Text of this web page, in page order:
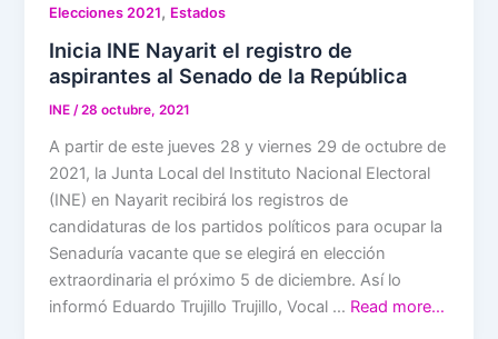
Elecciones 2021, Estados
Inicia INE Nayarit el registro de
aspirantes al Senado de la República
INE/28 octubre, 2021
A partir de este jueves 28 y viernes 29 de octubre de
2021, la Junta Local del Instituto Nacional Electoral
(INE) en Nayarit recibirá los registros de
candidaturas de los partidos políticos para ocupar la
Senaduría vacante que se elegirá en elección
extraordinaria el próximo 5 de diciembre. Así lo
informó Eduardo Trujillo Trujillo, Vocal … Read more…